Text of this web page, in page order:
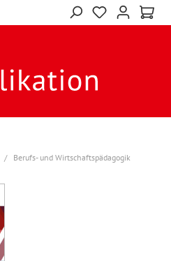
/ Berufs- und Wirtschaftspädagogik